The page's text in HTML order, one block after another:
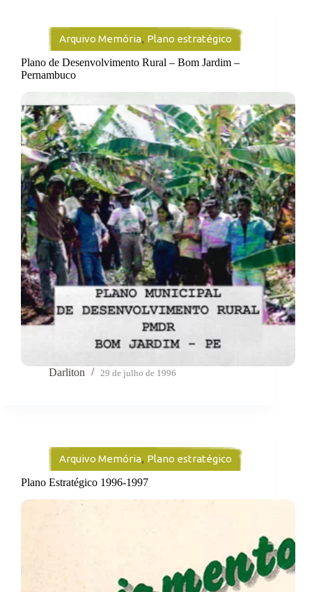
Arquivo Memória, Plano estratégico
Plano de Desenvolvimento Rural – Bom Jardim –
Pernambuco
Darliton 29 de julho de 1996
Arquivo Memória, Plano estratégico
Plano Estratégico 1996-1997